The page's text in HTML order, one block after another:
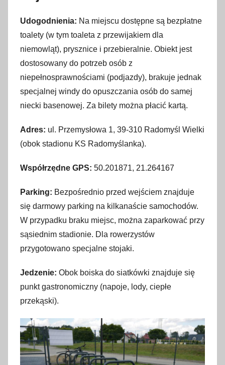
Udogodnienia: Na miejscu dostępne są bezpłatne
toalety (w tym toaleta z przewijakiem dla
niemowląt), prysznice i przebieralnie. Obiekt jest
dostosowany do potrzeb osób z
niepełnosprawnościami (podjazdy), brakuje jednak
specjalnej windy do opuszczania osób do samej
niecki basenowej. Za bilety można płacić kartą.
Adres: ul. Przemysłowa 1, 39-310 Radomyśl Wielki
(obok stadionu KS Radomyślanka).
Współrzędne GPS: 50.201871, 21.264167
Parking: Bezpośrednio przed wejściem znajduje
się darmowy parking na kilkanaście samochodów.
W przypadku braku miejsc, można zaparkować przy
sąsiednim stadionie. Dla rowerzystów
przygotowano specjalne stojaki.
Jedzenie: Obok boiska do siatkówki znajduje się
punkt gastronomiczny (napoje, lody, ciepłe
przekąski).